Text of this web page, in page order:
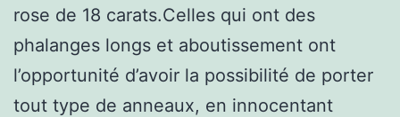
rose de 18 carats.Celles qui ont des
phalanges longs et aboutissement ont
l’opportunité d’avoir la possibilité de porter
tout type de anneaux, en innocentant